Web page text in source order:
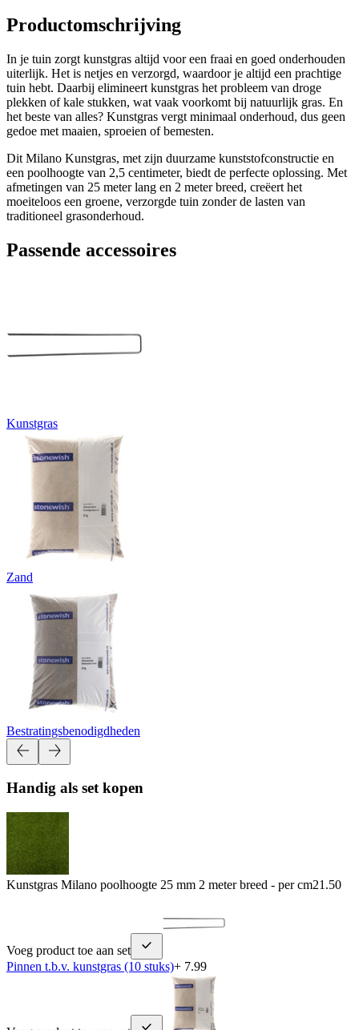
Productomschrijving
In je tuin zorgt kunstgras altijd voor een fraai en goed onderhouden
uiterlijk. Het is netjes en verzorgd, waardoor je altijd een prachtige
tuin hebt. Daarbij elimineert kunstgras het probleem van droge
plekken of kale stukken, wat vaak voorkomt bij natuurlijk gras. En
het beste van alles? Kunstgras vergt minimaal onderhoud, dus geen
gedoe met maaien, sproeien of bemesten.
Dit Milano Kunstgras, met zijn duurzame kunststofconstructie en
een poolhoogte van 2,5 centimeter, biedt de perfecte oplossing. Met
afmetingen van 25 meter lang en 2 meter breed, creëert het
moeiteloos een groene, verzorgde tuin zonder de lasten van
traditioneel grasonderhoud.
Passende accessoires
Kunstgras
Zand
Bestratingsbenodigdheden
Handig als set kopen
Kunstgras Milano poolhoogte 25 mm 2 meter breed - per cm21.50
Voeg product toe aan set
Pinnen t.b.v. kunstgras (10 stuks)+ 7.99